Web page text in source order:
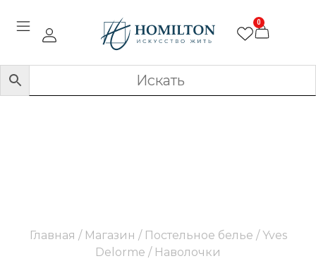
0
Главная / Магазин / Постельное белье /Yves
Delorme / Наволочки